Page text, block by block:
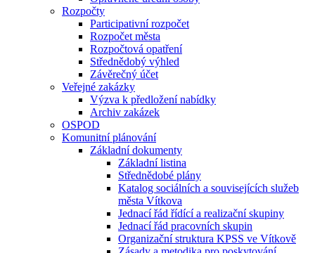
Rozpočty
Participativní rozpočet
Rozpočet města
Rozpočtová opatření
Střednědobý výhled
Závěrečný účet
Veřejné zakázky
Výzva k předložení nabídky
Archiv zakázek
OSPOD
Komunitní plánování
Základní dokumenty
Základní listina
Střednědobé plány
Katalog sociálních a souvisejících služeb
města Vítkova
Jednací řád řídící a realizační skupiny
Jednací řád pracovních skupin
Organizační struktura KPSS ve Vítkově